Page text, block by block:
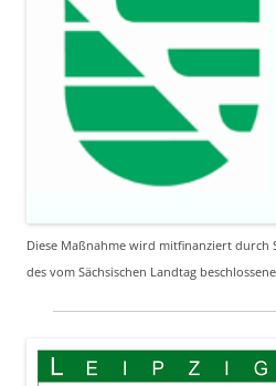
Diese Maßnahme wird mitfinanziert
des vom Sächsischen Landtag